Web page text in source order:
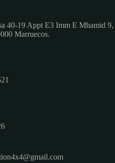
40-19 Appt E3 Imm E Mhamid 9,
Marruecos.